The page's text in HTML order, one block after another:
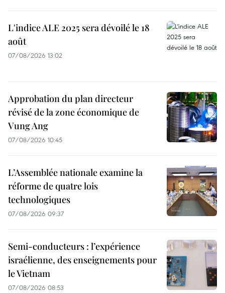
L'indice ALE 2025 sera dévoilé le 18
août
07/08/2026 13:02
Approbation du plan directeur
révisé de la zone économique de
Vung Ang
07/08/2026 10:45
L’Assemblée nationale examine la
réforme de quatre lois
technologiques
07/08/2026 09:37
Semi-conducteurs : l’expérience
israélienne, des enseignements pour
le Vietnam
07/08/2026 08:53